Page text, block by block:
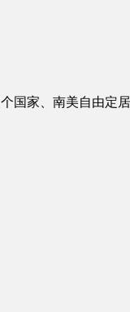
国家、南美自由定